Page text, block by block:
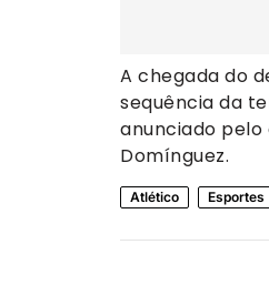
A chegada do
sequência da
anunciado
Domínguez.
Atlético Esportes